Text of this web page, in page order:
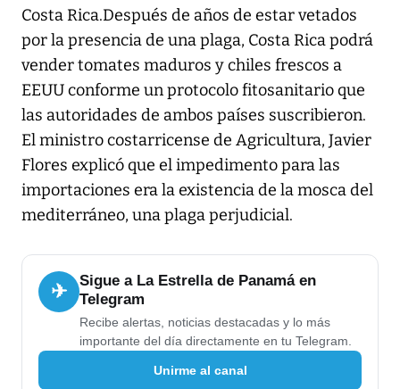
Costa Rica.Después de años de estar vetados
por la presencia de una plaga, Costa Rica podrá
vender tomates maduros y chiles frescos a
EEUU conforme un protocolo fitosanitario que
las autoridades de ambos países suscribieron.
El ministro costarricense de Agricultura, Javier
Flores explicó que el impedimento para las
importaciones era la existencia de la mosca del
mediterráneo, una plaga perjudicial.
✈
Sigue a La Estrella de Panamá en
Telegram
Recibe alertas, noticias destacadas y lo más
importante del día directamente en tu Telegram.
Unirme al canal